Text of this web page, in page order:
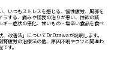
いつもストレスを感じる、慢性疲労、風邪を
ラする、痛みや怪我の治りが悪い、性欲の減
ー症状の悪化、甘いもの・塩辛い食品を食べ
改善法」についてDr.Ozawaが説明します。
疲労の治療法の他、原因不明やウツと間違わ
す。